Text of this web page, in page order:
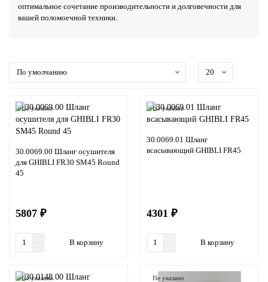
оптимальное сочетание производительности и долговечности для
вашей поломоечной техники.
Не указано
30.0069.00 Шланг осушителя
для GHIBLI FR30 SM45 Round
45
5807 ₽
В корзину
Не указано
30.0069.01 Шланг
всасывающий GHIBLI FR45
4301 ₽
В корзину
Не указано Не указано